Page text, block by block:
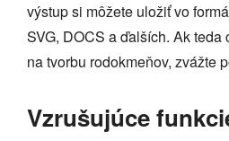
výstup si môžete uložiť vo
SVG, DOCS a ďalších. Ak
na tvorbu rodokmeňov, zvážte
Vzrušujúce